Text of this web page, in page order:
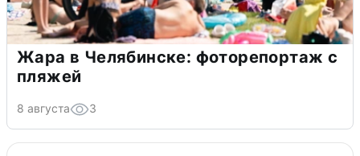
Жара в Челябинске: фоторепортаж с
пляжей
8 августа 3